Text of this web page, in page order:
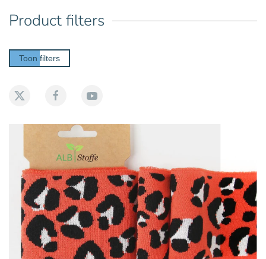
Product filters
Toon filters